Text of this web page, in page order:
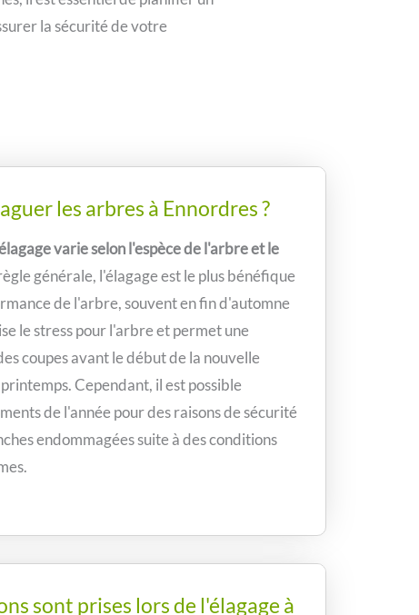
la sécurité de votre
les arbres à Ennordres ?
varie selon l'espèce de l'arbre et le
générale, l'élagage est le plus bénéfique
de l'arbre, souvent en fin d'automne
le stress pour l'arbre et permet une
coupes avant le début de la nouvelle
Cependant, il est possible
de l'année pour des raisons de sécurité
endommagées suite à des conditions
sont prises lors de l'élagage à